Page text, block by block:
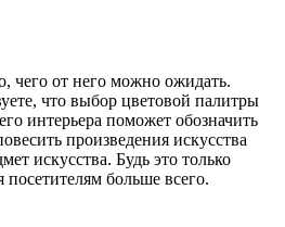
чего от него можно ожидать.
что выбор цветовой палитры
интерьера поможет обозначить
произведения искусства
искусства. Будь это только
больше всего.